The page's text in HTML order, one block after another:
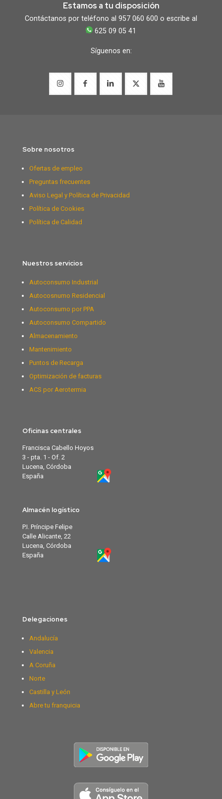
Estamos a tu disposición
Contáctanos por teléfono al 957 060 600 o escribe al
625 09 05 41
Síguenos en:
Sobre nosotros
Ofertas de empleo
Preguntas frecuentes
Aviso Legal y Política de Privacidad
Política de Cookies
Política de Calidad
Nuestros servicios
Autoconsumo Industrial
Autocosnumo Residencial
Autoconsumo por PPA
Autoconsumo Compartido
Almacenamiento
Mantenimiento
Puntos de Recarga
Optimización de facturas
ACS por Aerotermia
Oficinas centrales
Francisca Cabello Hoyos
3 - pta. 1 - Of. 2
Lucena, Córdoba
España
Almacén logístico
P.I. Príncipe Felipe
Calle Alicante, 22
Lucena, Córdoba
España
Delegaciones
Andalucía
Valencia
A Coruña
Norte
Castilla y León
Abre tu franquicia